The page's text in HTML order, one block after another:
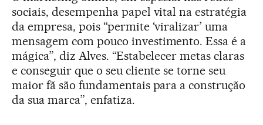
sociais, desempenha papel vital na estratégia
da empresa, pois “permite ‘viralizar’ uma
mensagem com pouco investimento. Essa é a
mágica”, diz Alves. “Estabelecer metas claras
e conseguir que o seu cliente se torne seu
maior fã são fundamentais para a construção
da sua marca”, enfatiza.